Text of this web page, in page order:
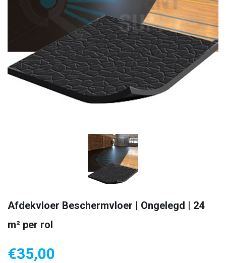
Afdekvloer Beschermvloer | Ongelegd | 24
m² per rol
€35,00